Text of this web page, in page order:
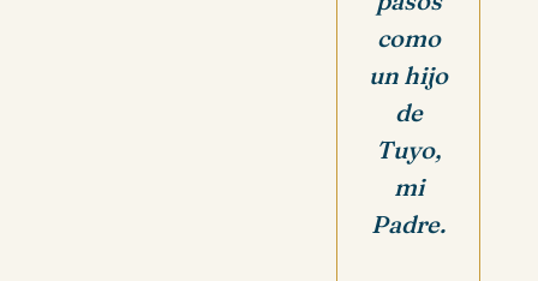
como
un hijo
de
Tuyo,
mi
Padre.